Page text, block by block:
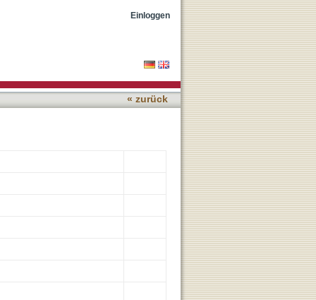
vs. Optical Coherence
Einloggen
« zurück